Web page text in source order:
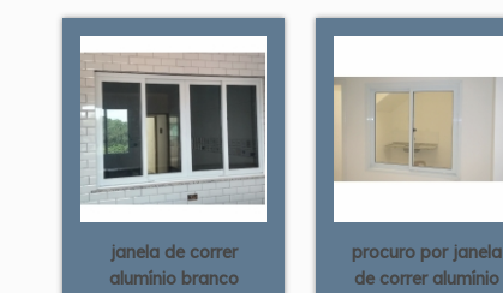
janela de correr
alumínio branco
procuro por janela
de correr alumínio